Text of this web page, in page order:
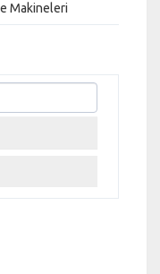
Makineleri